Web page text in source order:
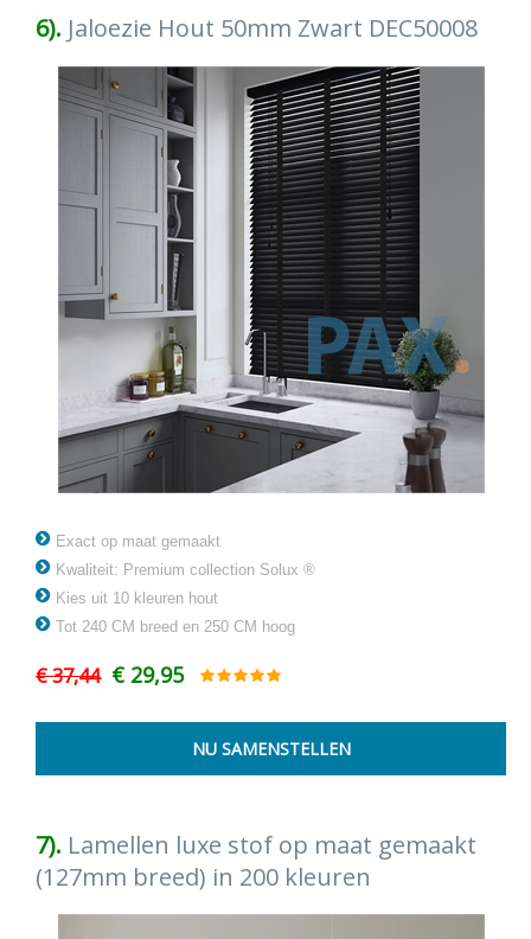
6). Jaloezie Hout 50mm Zwart DEC50008
Exact op maat gemaakt
Kwaliteit: Premium collection Solux ®
Kies uit 10 kleuren hout
Tot 240 CM breed en 250 CM hoog
€ 37,44 € 29,95
7). Lamellen luxe stof op maat gemaakt
(127mm breed) in 200 kleuren